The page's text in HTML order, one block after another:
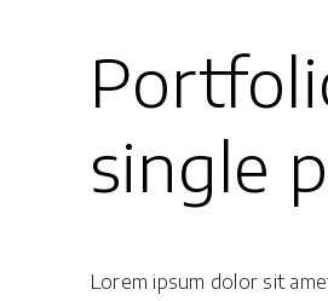
single
Lorem ipsum dolor sit